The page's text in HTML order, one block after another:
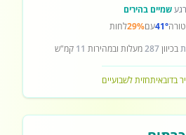
שמיים בהירים
41°עם29%לחות
בכיוון287מעלות ובמהירות 11 קמ"ש
בדובאיתחזית לשבועיים